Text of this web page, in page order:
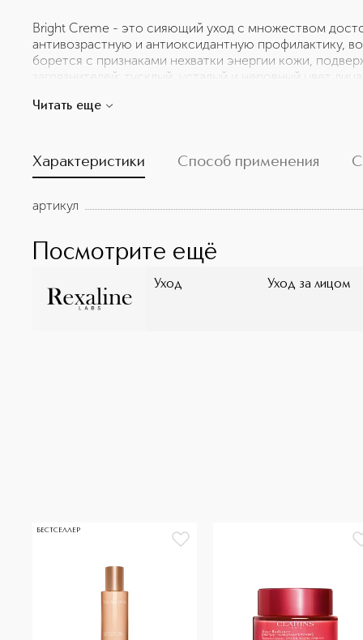
Bright Creme - это сияющий уход с множеством
антивозрастную и антиоксидантную профилактику,
борется с признаками нехватки энергии кожи,
загрязнителей: тусклый, усталый и неровный цвет
витаминов: C, E и B3.
Читать еще
Характеристики Способ применения
артикул
Посмотрите ещё
Уход Уход за лицом
БЕСТСЕЛЛЕР